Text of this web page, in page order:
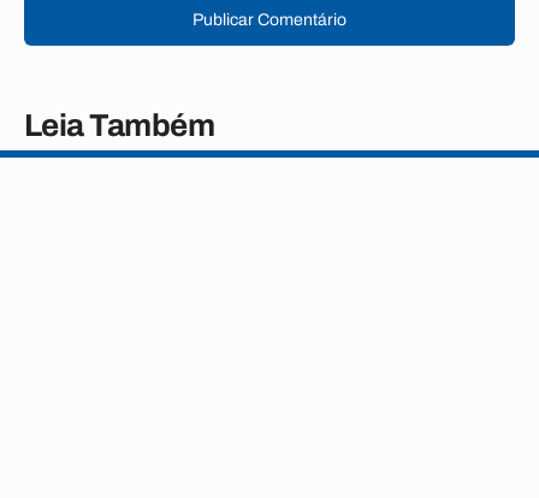
Publicar Comentário
Leia Também